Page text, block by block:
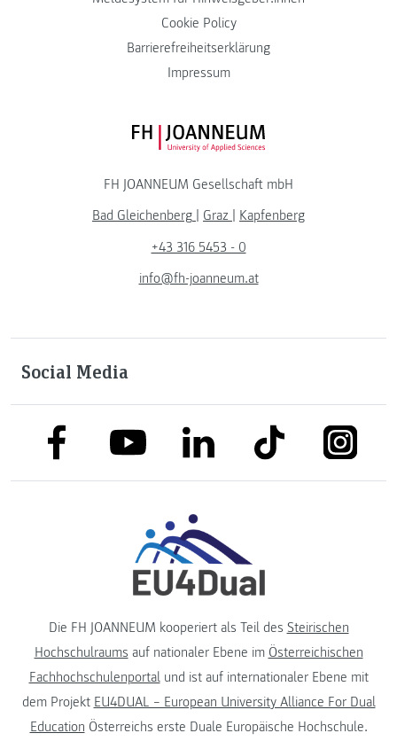
Cookie Policy
Barrierefreiheitserklärung
Impressum
FH JOANNEUM Logo
FH JOANNEUM Gesellschaft mbH
Bad Gleichenberg
Graz
Kapfenberg
+43 316 5453 - 0
info@fh-joanneum.at
Social Media
link to facebooklink to youtubelink to linkedinlink to tiktok
Die FH JOANNEUM kooperiert als Teil des Steirischen
Hochschulraums auf nationaler Ebene im Österreichischen
Fachhochschulenportalund ist auf internationaler Ebene mit
dem Projekt EU4DUAL – European University Alliance For Dual
Education Österreichs erste Duale Europäische Hochschule.